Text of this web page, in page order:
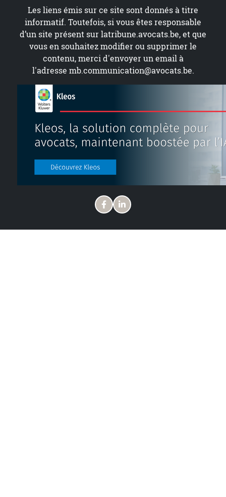
Les liens émis sur ce site sont donnés à titre
informatif. Toutefois, si vous êtes responsable
d’un site présent surlatribune.avocats.be, et que
vous en souhaitez modifier ou supprimer le
contenu, merci d'envoyer un email à
l'adresse mb.communication@avocats.be.